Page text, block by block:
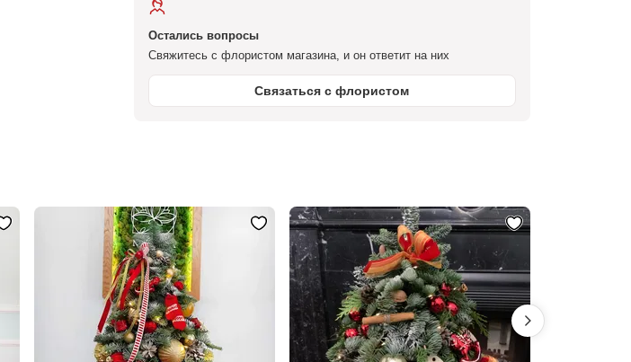
Остались вопросы
Свяжитесь с флористом магазина, и он ответит на них
Связаться с флористом